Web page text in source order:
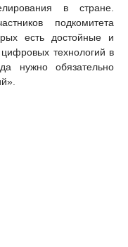
в стране.
подкомитета
есть достойные и
технологий в
нужно обязательно